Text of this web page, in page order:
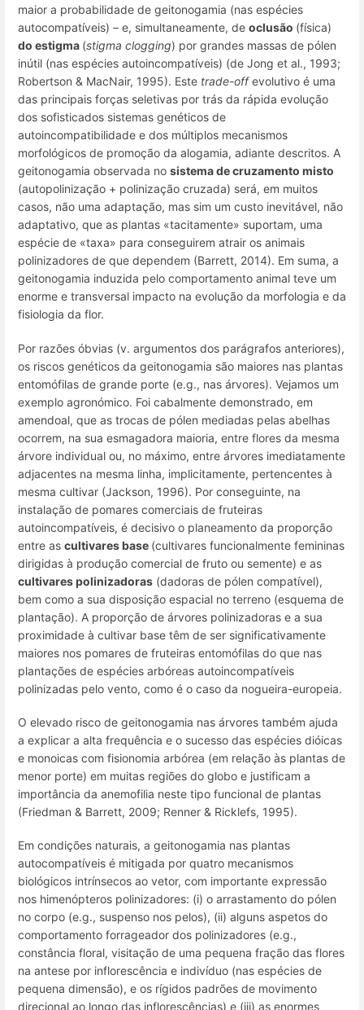
maior a probabilidade de geitonogamia (nas espécies
autocompatíveis) – e, simultaneamente, de oclusão (física)
do estigma (stigma clogging) por grandes massas de pólen
inútil (nas espécies autoincompatíveis) (de Jong et al., 1993;
Robertson & MacNair, 1995). Este trade-offevolutivo é uma
das principais forças seletivas por trás da rápida evolução
dos sofisticados sistemas genéticos de
autoincompatibilidade e dos múltiplos mecanismos
morfológicos de promoção da alogamia, adiante descritos. A
geitonogamia observada no sistema de cruzamento misto
(autopolinização + polinização cruzada) será, em muitos
casos, não uma adaptação, mas sim um custo inevitável, não
adaptativo, que as plantas «tacitamente» suportam, uma
espécie de «taxa» para conseguirem atrair os animais
polinizadores de que dependem (Barrett, 2014). Em suma, a
geitonogamia induzida pelo comportamento animal teve um
enorme e transversal impacto na evolução da morfologia e da
fisiologia da flor.
Por razões óbvias (v. argumentos dos parágrafos anteriores),
os riscos genéticos da geitonogamia são maiores nas plantas
entomófilas de grande porte (e.g., nas árvores). Vejamos um
exemplo agronómico. Foi cabalmente demonstrado, em
amendoal, que as trocas de pólen mediadas pelas abelhas
ocorrem, na sua esmagadora maioria, entre flores da mesma
árvore individual ou, no máximo, entre árvores imediatamente
adjacentes na mesma linha, implicitamente, pertencentes à
mesma cultivar (Jackson, 1996). Por conseguinte, na
instalação de pomares comerciais de fruteiras
autoincompatíveis, é decisivo o planeamento da proporção
entre as cultivares base (cultivares funcionalmente femininas
dirigidas à produção comercial de fruto ou semente) e as
cultivares polinizadoras (dadoras de pólen compatível),
bem como a sua disposição espacial no terreno (esquema de
plantação). A proporção de árvores polinizadoras e a sua
proximidade à cultivar base têm de ser significativamente
maiores nos pomares de fruteiras entomófilas do que nas
plantações de espécies arbóreas autoincompatíveis
polinizadas pelo vento, como é o caso da nogueira-europeia.
O elevado risco de geitonogamia nas árvores também ajuda
a explicar a alta frequência e o sucesso das espécies dióicas
e monoicas com fisionomia arbórea (em relação às plantas de
menor porte) em muitas regiões do globo e justificam a
importância da anemofilia neste tipo funcional de plantas
(Friedman & Barrett, 2009; Renner & Ricklefs, 1995).
Em condições naturais, a geitonogamia nas plantas
autocompatíveis é mitigada por quatro mecanismos
biológicos intrínsecos ao vetor, com importante expressão
nos himenópteros polinizadores: (i) o arrastamento do pólen
no corpo (e.g., suspenso nos pelos), (ii) alguns aspetos do
comportamento forrageador dos polinizadores (e.g.,
constância floral, visitação de uma pequena fração das flores
na antese por inflorescência e indivíduo (nas espécies de
pequena dimensão), e os rígidos padrões de movimento
direcional ao longo das inflorescências) e (iii) as enormes